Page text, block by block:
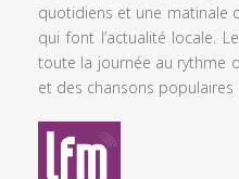
quotidiens et une matinale
qui font l’actualité locale.
toute la journée au rythme
et des chansons populaires